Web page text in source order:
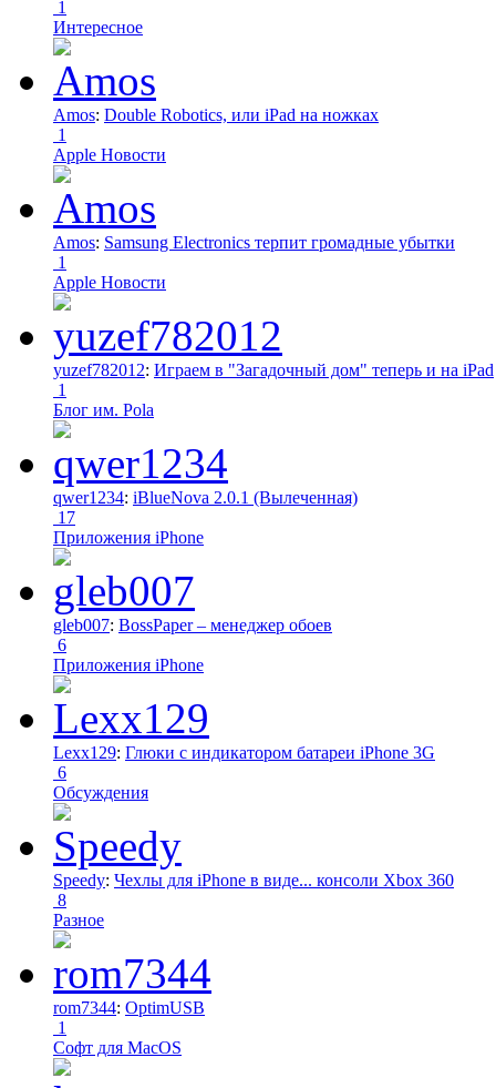
1
Интересное
Amos: Double Robotics, или iPad на ножках
1
Apple Новости
Amos: Samsung Electronics терпит громадные убытки
1
Apple Новости
yuzef782012: Играем в "Загадочный дом" теперь и на iPad
1
Блог им. Pola
qwer1234: iBlueNova 2.0.1 (Вылеченная)
17
Приложения iPhone
gleb007: BossPaper – менеджер обоев
6
Приложения iPhone
Lexx129: Глюки с индикатором батареи iPhone 3G
6
Обсуждения
Speedy: Чехлы для iPhone в виде... консоли Xbox 360
8
Разное
rom7344: OptimUSB
1
Софт для MacOS